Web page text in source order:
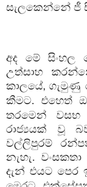
සැලකෙන්නේ ජී
අද මේ සිංහල
උත්සාහ
කාලයේ,ගැමුණු
කීමට. එහෙත්
තරමෙන් වසභ
රාජ්‍යයක් වූ
වල්ලිපුරම්
නැහැ.
දැන් එයට පෙර